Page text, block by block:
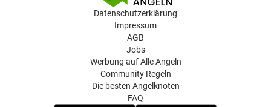
Datenschutzerklärung
Impressum
AGB
Jobs
Werbung auf Alle Angeln
Community Regeln
Die besten Angelknoten
FAQ